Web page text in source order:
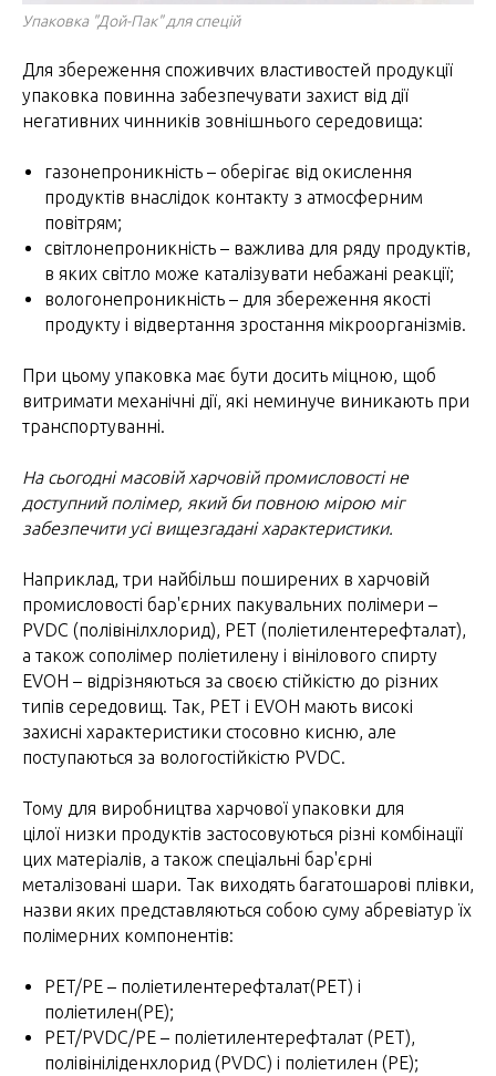
Упаковка "Дой-Пак" для спецій
Для збереження споживчих властивостей продукції
упаковка повинна забезпечувати захист від дії
негативних чинників зовнішнього середовища:
газонепроникність – оберігає від окислення
продуктів внаслідок контакту з атмосферним
повітрям;
світлонепроникність – важлива для ряду продуктів,
в яких світло може каталізувати небажані реакції;
вологонепроникність – для збереження якості
продукту і відвертання зростання мікроорганізмів.
При цьому упаковка має бути досить міцною, щоб
витримати механічні дії, які неминуче виникають при
транспортуванні.
На сьогодні масовій харчовій промисловості не
доступний полімер, який би повною мірою міг
забезпечити усі вищезгадані характеристики.
Наприклад, три найбільш поширених в харчовій
промисловості бар'єрних пакувальних полімери –
PVDC (полівінілхлорид), PET (поліетилентерефталат),
а також сополімер поліетилену і вінілового спирту
EVOH – відрізняються за своєю стійкістю до різних
типів середовищ. Так, PET і EVOH мають високі
захисні характеристики стосовно кисню, але
поступаються за вологостійкістю PVDC.
Тому для виробництва харчової упаковки для
цілої низки продуктів застосовуються різні комбінації
цих матеріалів, а також спеціальні бар'єрні
металізовані шари. Так виходять багатошарові плівки,
назви яких представляються собою суму абревіатур їх
полімерних компонентів:
PET/PE – поліетилентерефталат(PET) і
поліетилен(PE);
PET/PVDC/PE – поліетилентерефталат (PET),
полівініліденхлорид (PVDC) і поліетилен (PE);